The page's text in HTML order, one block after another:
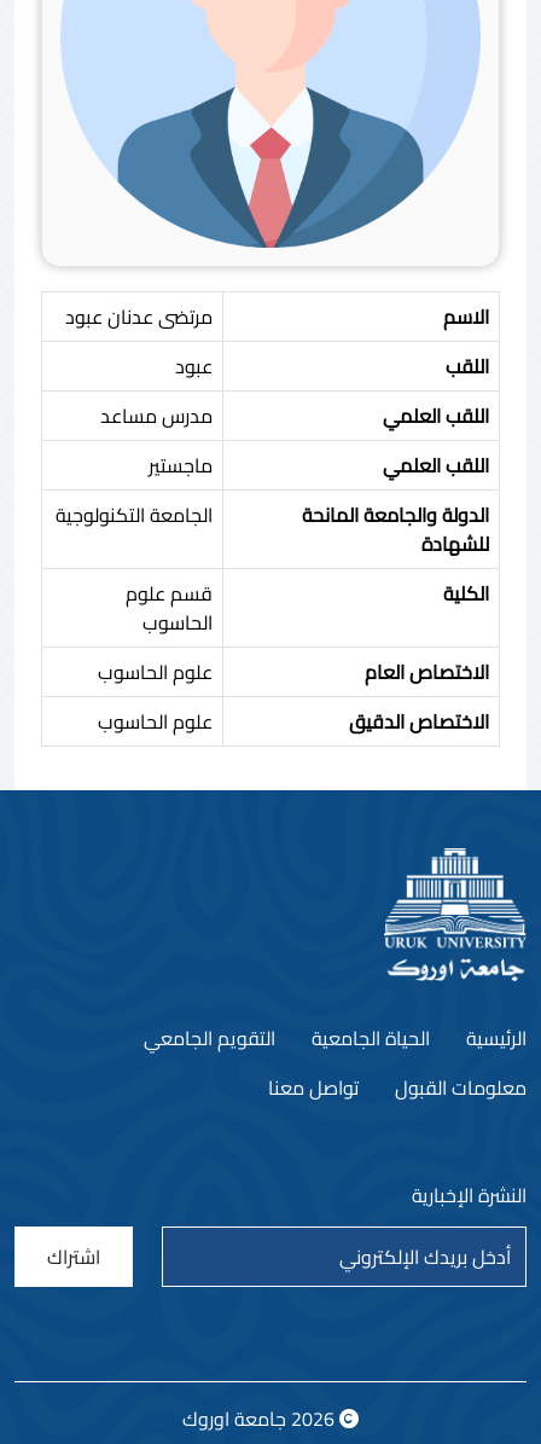
الاسم
مرتضى عدنان عبود
اللقب
عبود
اللقب العلمي
مدرس مساعد
اللقب العلمي
ماجستير
الدولة والجامعة المانحة
للشهادة
الجامعة التكنولوجية
الكلية
قسم علوم
الحاسوب
الاختصاص العام
علوم الحاسوب
الاختصاص الدقيق
علوم الحاسوب
الرئيسية الحياة الجامعية
التقويم الجامعي
معلومات القبول
تواصل معنا
النشرة الإخبارية
اشتراك
2026 جامعة اوروك